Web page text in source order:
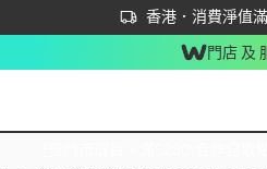
香港．消費淨值
立即成為易賞錢
首次APP下單買滿$450
門店 及
All